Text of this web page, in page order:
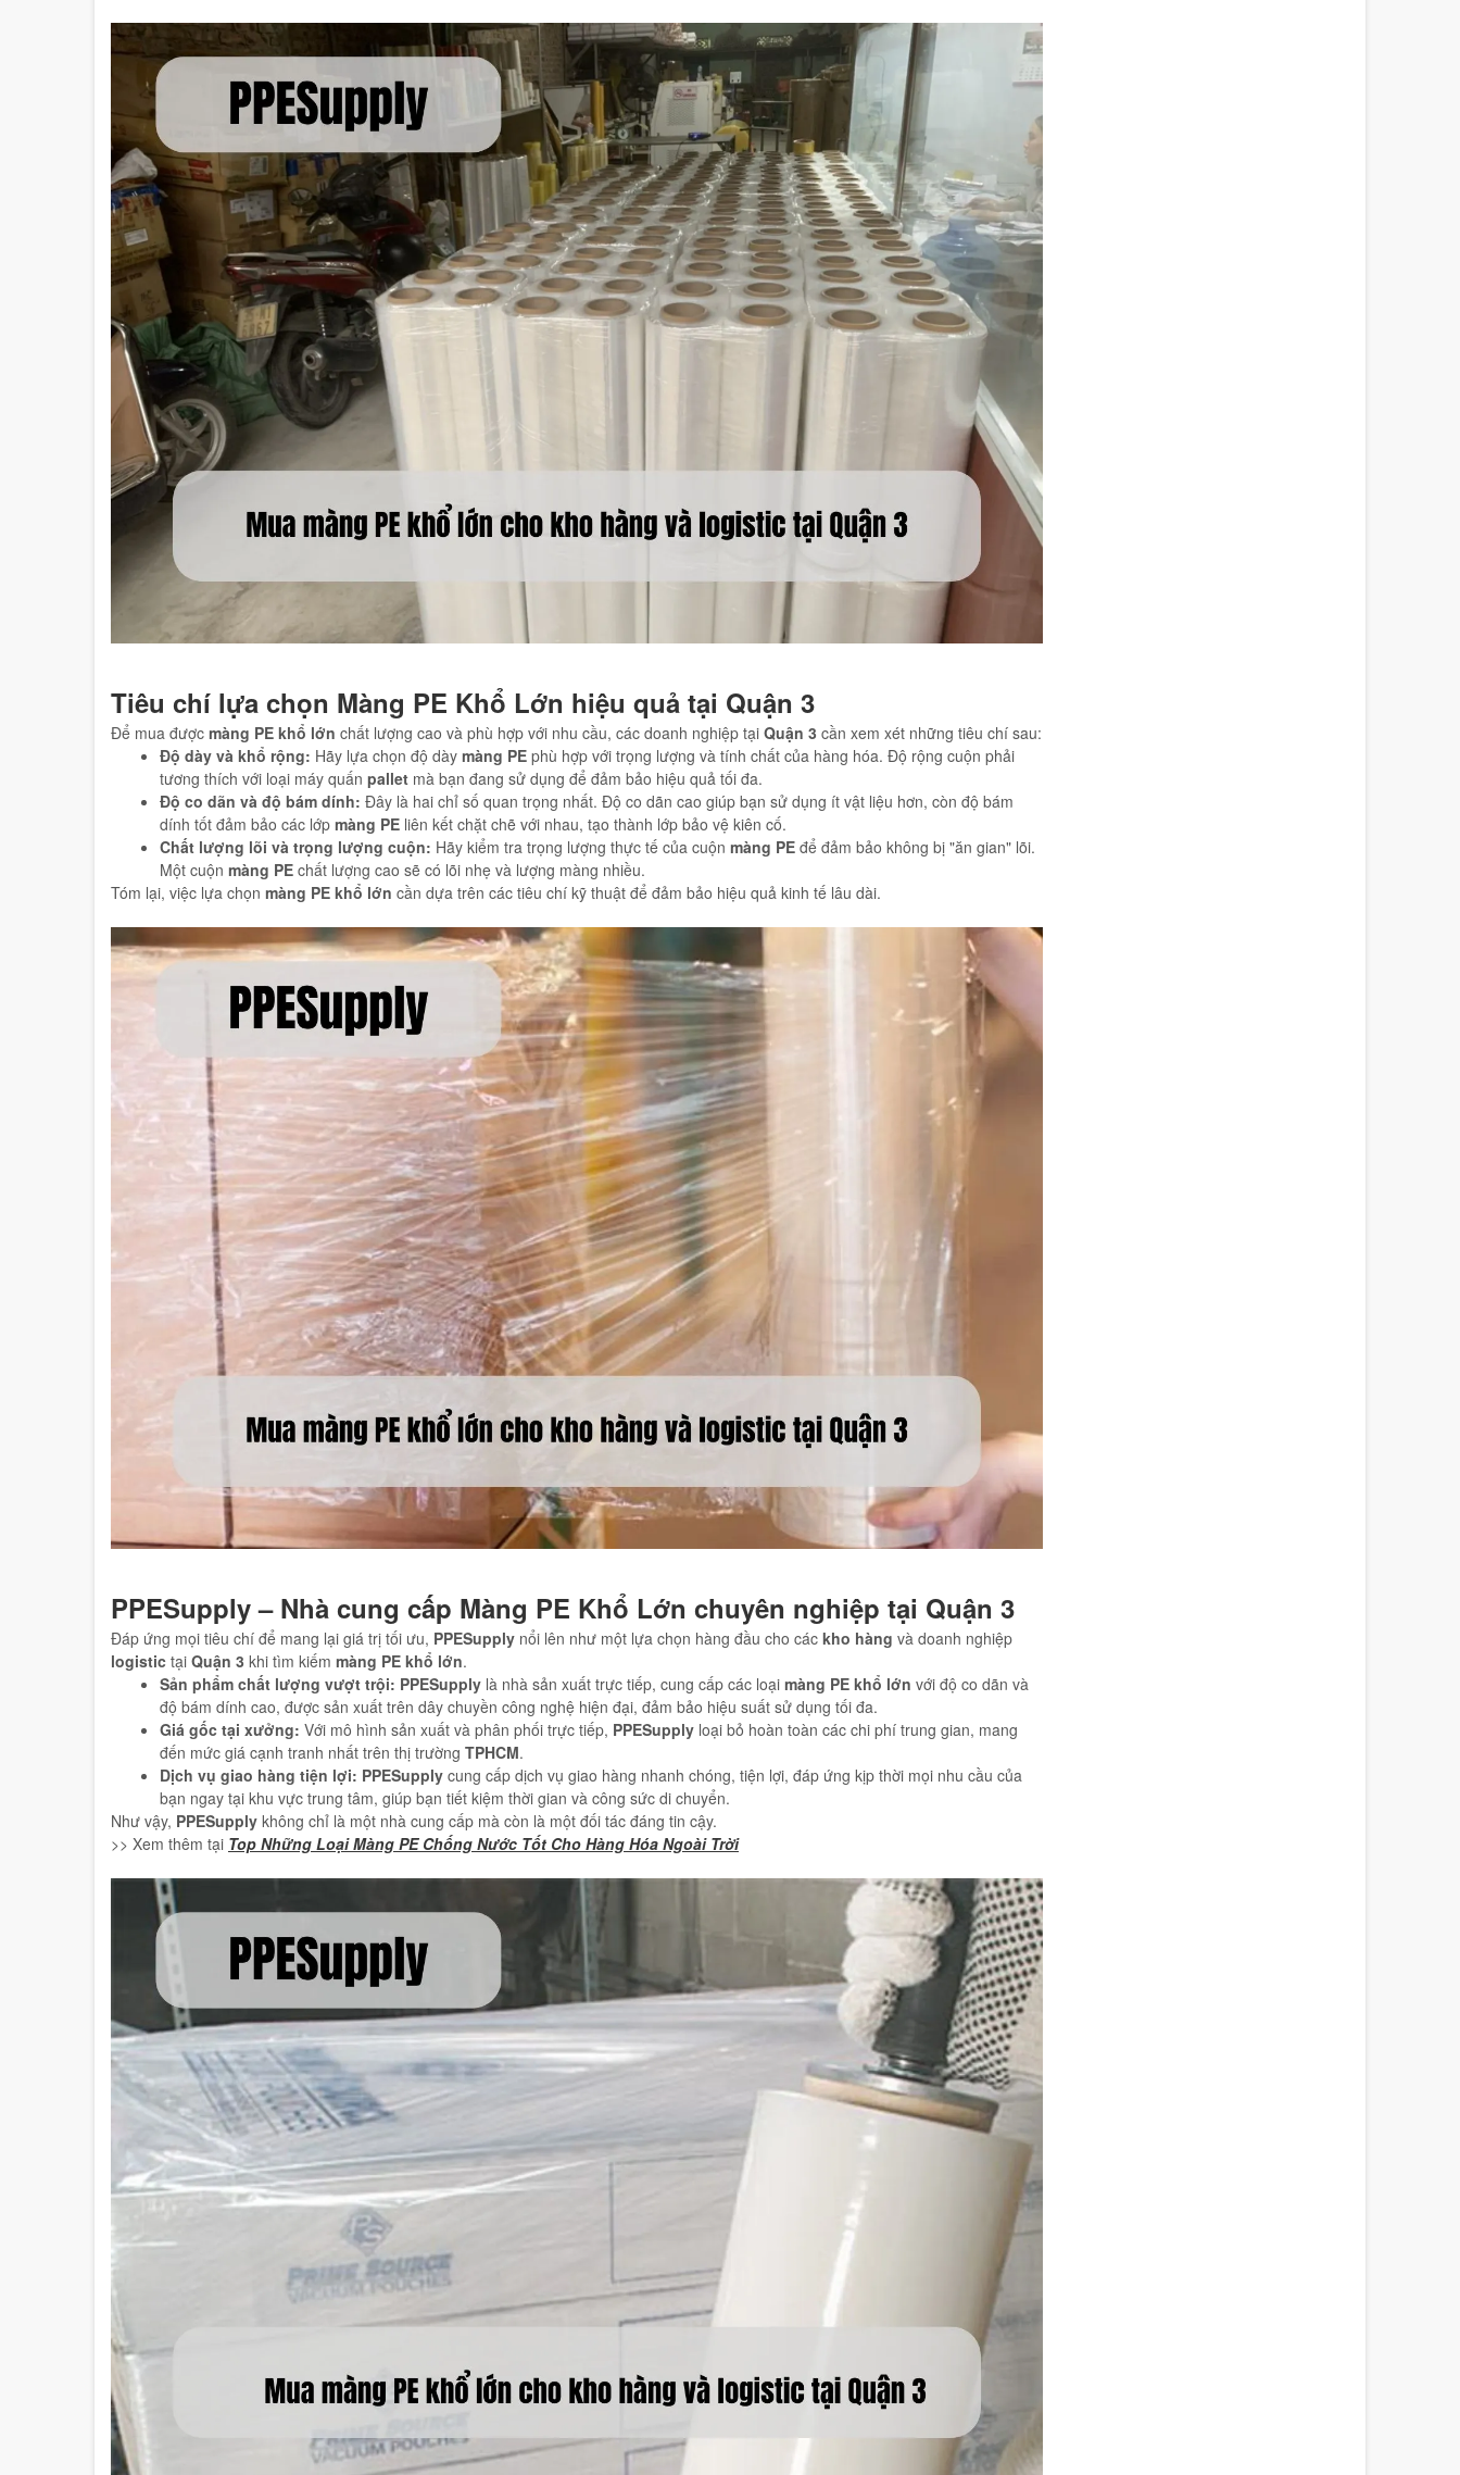
Tiêu chí lựa chọn Màng PE Khổ Lớn hiệu quả tại Quận 3
Để mua được màng PE khổ lớn chất lượng cao và phù hợp với nhu cầu, các doanh nghiệp tại Quận 3 cần xem xét những tiêu chí sau:
Độ dày và khổ rộng: Hãy lựa chọn độ dày màng PE phù hợp với trọng lượng và tính chất của hàng hóa. Độ rộng cuộn phải
tương thích với loại máy quấn pallet mà bạn đang sử dụng để đảm bảo hiệu quả tối đa.
Độ co dãn và độ bám dính: Đây là hai chỉ số quan trọng nhất. Độ co dãn cao giúp bạn sử dụng ít vật liệu hơn, còn độ bám
dính tốt đảm bảo các lớp màng PE liên kết chặt chẽ với nhau, tạo thành lớp bảo vệ kiên cố.
Chất lượng lõi và trọng lượng cuộn: Hãy kiểm tra trọng lượng thực tế của cuộn màng PE để đảm bảo không bị "ăn gian" lõi.
Một cuộn màng PE chất lượng cao sẽ có lõi nhẹ và lượng màng nhiều.
Tóm lại, việc lựa chọn màng PE khổ lớn cần dựa trên các tiêu chí kỹ thuật để đảm bảo hiệu quả kinh tế lâu dài.
PPESupply – Nhà cung cấp Màng PE Khổ Lớn chuyên nghiệp tại Quận 3
Đáp ứng mọi tiêu chí để mang lại giá trị tối ưu, PPESupply nổi lên như một lựa chọn hàng đầu cho các kho hàng và doanh nghiệp
logistic tại Quận 3 khi tìm kiếm màng PE khổ lớn.
Sản phẩm chất lượng vượt trội: PPESupply là nhà sản xuất trực tiếp, cung cấp các loại màng PE khổ lớn với độ co dãn và
độ bám dính cao, được sản xuất trên dây chuyền công nghệ hiện đại, đảm bảo hiệu suất sử dụng tối đa.
Giá gốc tại xưởng: Với mô hình sản xuất và phân phối trực tiếp, PPESupply loại bỏ hoàn toàn các chi phí trung gian, mang
đến mức giá cạnh tranh nhất trên thị trường TPHCM.
Dịch vụ giao hàng tiện lợi: PPESupply cung cấp dịch vụ giao hàng nhanh chóng, tiện lợi, đáp ứng kịp thời mọi nhu cầu của
bạn ngay tại khu vực trung tâm, giúp bạn tiết kiệm thời gian và công sức di chuyển.
Như vậy, PPESupply không chỉ là một nhà cung cấp mà còn là một đối tác đáng tin cậy.
>> Xem thêm tại Top Những Loại Màng PE Chống Nước Tốt Cho Hàng Hóa Ngoài Trời